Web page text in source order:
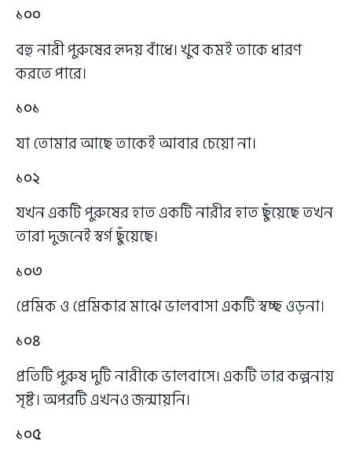
১০০
বহু নারী পুরুষের হৃদয় বাঁধে। খুব কমই তাকে ধারণ
করতে পারে।
১০১
যা তোমার আছে তাকেই আবার চেয়ো না।
১০২
যখন একটি পুরুষের হাত একটি নারীর হাত ছুঁয়েছে তখন
তারা দুজনেই স্বর্গ ছুঁয়েছে।
১০৩
প্রেমিক ও প্রেমিকার মাঝে ভালবাসা একটি স্বচ্ছ ওড়না।
১০৪
প্রতিটি পুরুষ দুটি নারীকে ভালবাসে। একটি তার কল্পনায়
সৃষ্ট। অপরটি এখনও জন্মায়নি।
১০৫